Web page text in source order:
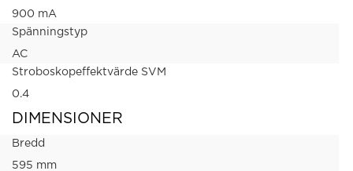
900 mA
Spänningstyp
AC
Stroboskopeffektvärde SVM
0.4
DIMENSIONER
Bredd
595 mm